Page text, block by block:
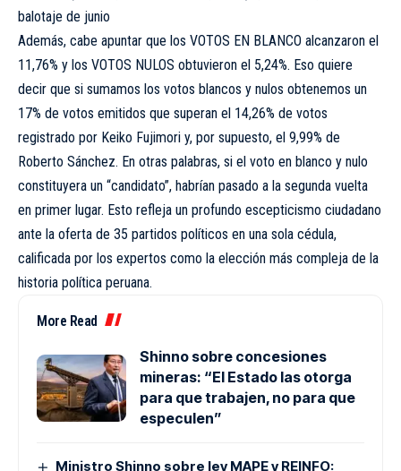
balotaje de junio
Además, cabe apuntar que los VOTOS EN BLANCO alcanzaron el
11,76% y los VOTOS NULOS obtuvieron el 5,24%. Eso quiere
decir que si sumamos los votos blancos y nulos obtenemos un
17% de votos emitidos que superan el 14,26% de votos
registrado por Keiko Fujimori y, por supuesto, el 9,99% de
Roberto Sánchez. En otras palabras, si el voto en blanco y nulo
constituyera un “candidato”, habrían pasado a la segunda vuelta
en primer lugar. Esto refleja un profundo escepticismo ciudadano
ante la oferta de 35 partidos políticos en una sola cédula,
calificada por los expertos como la elección más compleja de la
historia política peruana.
More Read
Shinno sobre concesiones
mineras: “El Estado las otorga
para que trabajen, no para que
especulen”
Ministro Shinno sobre ley MAPE y REINFO: